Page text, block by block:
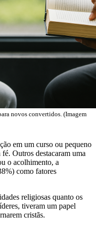
novos convertidos. (Imagem
em um curso ou pequeno
Outros destacaram uma
o acolhimento, a
como fatores
religiosas quanto os
tiveram um papel
cristãs.